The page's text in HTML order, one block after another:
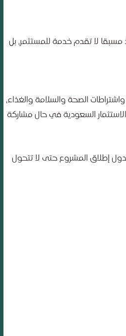
مسبقا لا تقدم خدمة للمستثمر، بل
الصحة والسلامة والغذاء،
الاستثمار السعودية في حال مشاركة
جدول إطلاق المشروع حتى لا تتحول